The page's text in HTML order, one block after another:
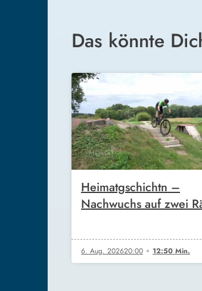
Das könnte
Heimatgschichtn –
Nachwuchs auf zwei
6. Aug. 202620:00 12:50 Min.